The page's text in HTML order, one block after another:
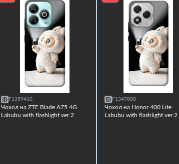
F1359410
Чохол на ZTE Blade A75 4G
Labubu with flashlight ver.2
F1347808
Чохол на Honor 400 Lite
Labubu with flashlight ver.2